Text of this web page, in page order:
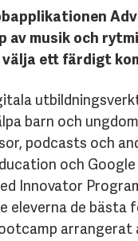
musik och
ett färdigt
barn och
podcasts och
och
Innovator
eleverna de
arrangerat